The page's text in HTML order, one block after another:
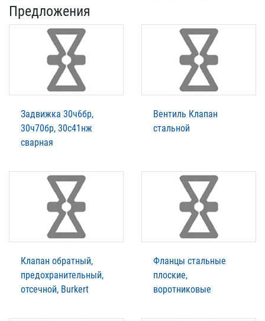
Предложения
Задвижка 30ч6бр,
30ч70бр, 30с41нж
сварная
Вентиль Клапан
стальной
Клапан обратный,
предохранительный,
отсечной, Burkert
Фланцы стальные
плоские,
воротниковые